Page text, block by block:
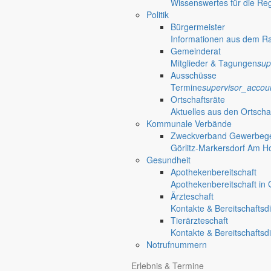
Wissenswertes für die
Politik
Bürgermeister
Informationen aus dem
Gemeinderat
Mitglieder & Tagungen
Ausschüsse
Termine
Ortschaftsräte
Aktuelles aus den
Kommunale Verbände
Zweckverband
Görlitz-Markersdorf Am
Gesundheit
Apothekenbereitschaft
Apothekenbereitschaft in
Ärzteschaft
Kontakte &
Tierärzteschaft
Kontakte &
Notrufnummern
Erlebnis & Termine
Wo das ist? Auf der Sportanlage in der Ortschaft Holtendorf in
Tolle Voraussetzungen
Mit zwei Rasenspielfeldern und einem Brunnensystem mit
Claudia Pieknik beendet ihren Beitrag mit einem Wunsch: “Bis dahin:
Vorgestellt:
Holtendorfer Spielvereinigung e.V.